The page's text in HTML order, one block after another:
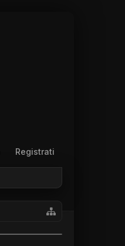
Registrati